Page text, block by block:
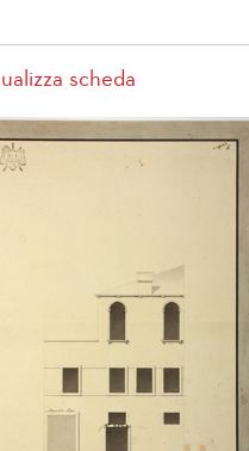
scheda